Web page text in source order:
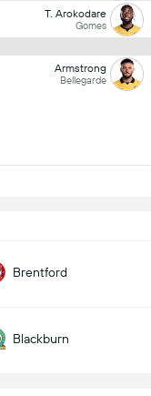
T. Arokodare
Gomes
Armstrong
Bellegarde
Brentford
Blackburn